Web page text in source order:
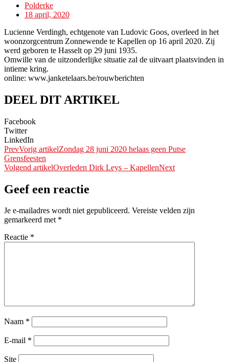
Polderke
18 april, 2020
Lucienne Verdingh, echtgenote van Ludovic Goos, overleed in het
woonzorgcentrum Zonnewende te Kapellen op 16 april 2020. Zij
werd geboren te Hasselt op 29 juni 1935.
Omwille van de uitzonderlijke situatie zal de uitvaart plaatsvinden in
intieme kring.
online: www.janketelaars.be/rouwberichten
DEEL DIT ARTIKEL
Facebook
Twitter
LinkedIn
PrevVorig artikelZondag 28 juni 2020 helaas geen Putse
Grensfeesten
Volgend artikelOverleden Dirk Leys – KapellenNext
Geef een reactie
Je e-mailadres wordt niet gepubliceerd. Vereiste velden zijn
gemarkeerd met *
Reactie *
Naam *
E-mail *
Site